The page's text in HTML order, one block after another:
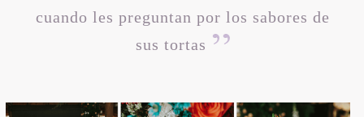
cuando les preguntan por los sabores de
sus tortas